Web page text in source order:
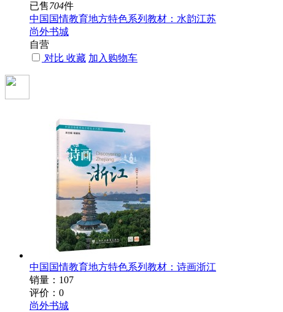
已售704件
中国国情教育地方特色系列教材：水韵江苏
尚外书城
自营
对比 收藏 加入购物车
中国国情教育地方特色系列教材：诗画浙江
销量：107
评价：0
尚外书城